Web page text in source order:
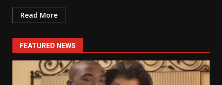
Read More
FEATURED NEWS